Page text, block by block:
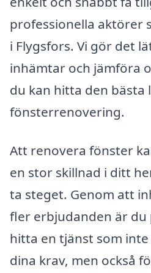
professionella aktörer
i Flygsfors. Vi gör det
inhämtar och jämföra
du kan hitta den bästa
fönsterrenovering.
Att renovera fönster
en stor skillnad i ditt
ta steget. Genom att
fler erbjudanden är du
hitta en tjänst som
dina krav, men också